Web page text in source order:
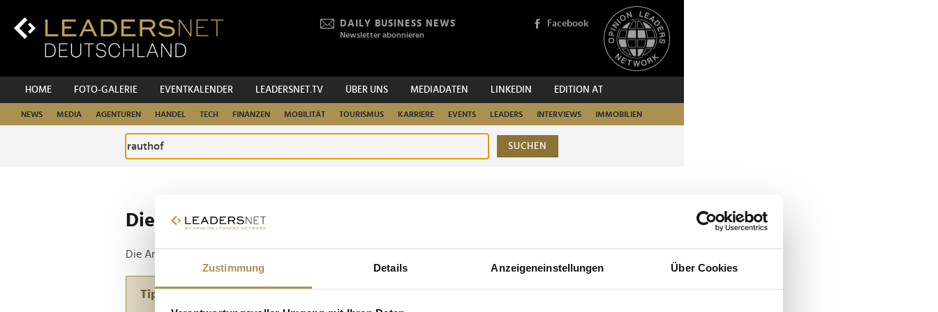
Zustimmung Details Anzeigeneinstellungen Über Cookies
Inhalt
DAILY BUSINESS NEWS
Newsletter abonnieren
Facebook
HOME FOTO-GALERIE EVENTKALENDER LEADERSNET.TV ÜBER UNS MEDIADATEN LINKEDIN EDITION AT
NEWS MEDIA AGENTUREN HANDEL TECH FINANZEN MOBILITÄT TOURISMUS KARRIERE EVENTS LEADERS INTERVIEWS IMMOBILIEN
SUCHEN
Die ganze Website durchsuchen
Die Anfrage ergab 1 Treffer.
Tipp